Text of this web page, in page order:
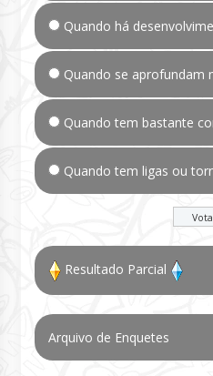
Quando há
Quando se aprofundam
Quando tem bastante
Quando tem ligas ou
Resultado Parcial
Arquivo de Enquetes